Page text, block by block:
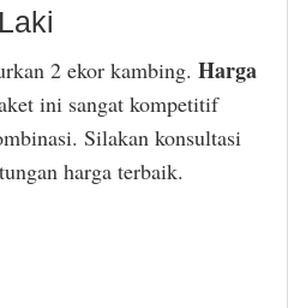
2 ekor kambing. Harga
ini sangat kompetitif
Silakan konsultasi
harga terbaik.